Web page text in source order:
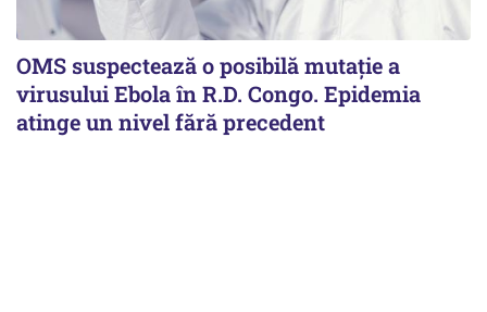
OMS suspectează o posibilă mutație a
virusului Ebola în R.D. Congo. Epidemia
atinge un nivel fără precedent